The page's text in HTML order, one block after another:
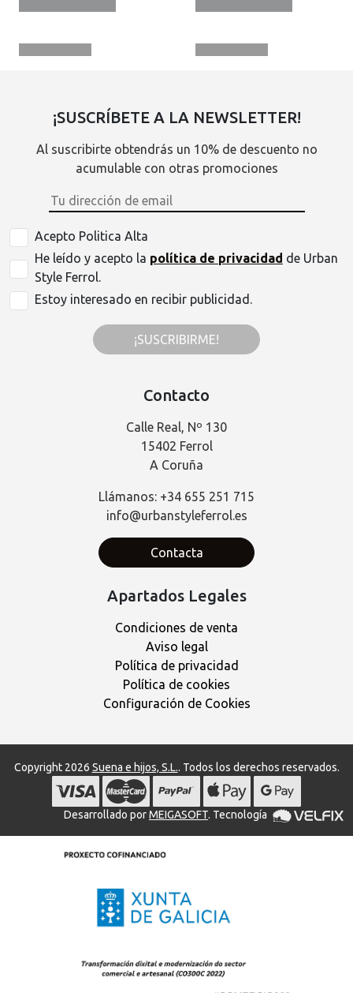
¡SUSCRÍBETE A LA NEWSLETTER!
Al suscribirte obtendrás un 10% de descuento no
acumulable con otras promociones
Acepto Politica Alta
He leído y acepto la política de privacidad de Urban
Style Ferrol.
Estoy interesado en recibir publicidad.
¡SUSCRIBIRME!
Contacto
Calle Real, Nº 130
15402 Ferrol
A Coruña
Llámanos: +34 655 251 715
info@urbanstyleferrol.es
Contacta
Apartados Legales
Condiciones de venta
Aviso legal
Política de privacidad
Política de cookies
Configuración de Cookies
Copyright 2026 Suena e hijos, S.L.. Todos los derechos reservados.
Desarrollado porMEIGASOFT. Tecnología